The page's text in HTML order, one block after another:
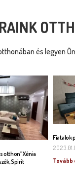
és legyen
otthon” Xénia
Spirit
Fiatalok
Tovább